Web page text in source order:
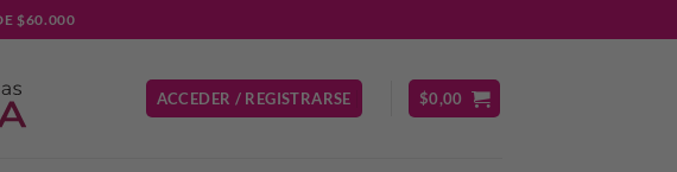
$60.000
ACCEDER / REGISTRARSE $0,00